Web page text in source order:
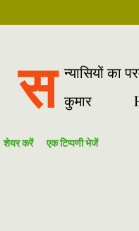
स न्यासियों का
कुमार
शेयर करें एक टिप्पणी भेजें